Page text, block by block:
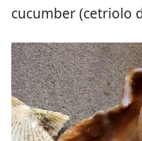
cucumber (cetriolo